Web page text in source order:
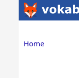
Home